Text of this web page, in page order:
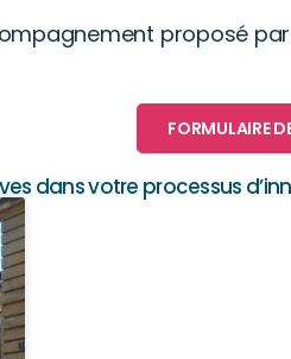
proposé
FORMULAIRE
dans votre processus